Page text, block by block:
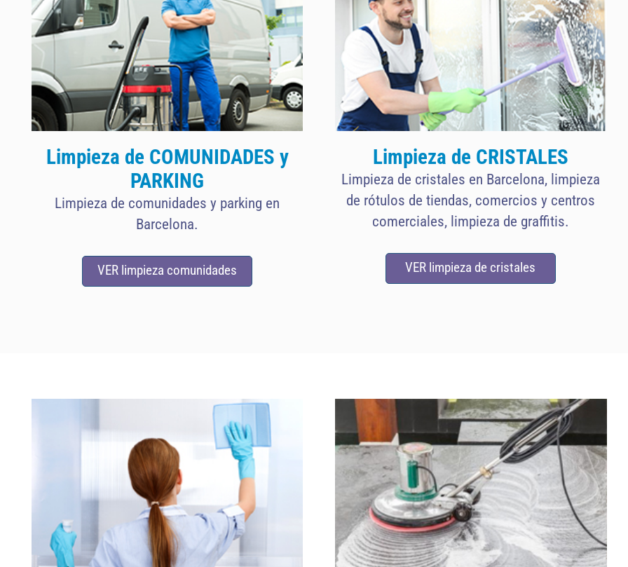
Limpieza de COMUNIDADES y
PARKING
Limpieza de comunidades y parking en
Barcelona.
VER limpieza comunidades
Limpieza de CRISTALES
Limpieza de cristales en Barcelona, limpieza
de rótulos de tiendas, comercios y centros
comerciales, limpieza de graffitis.
VER limpieza de cristales